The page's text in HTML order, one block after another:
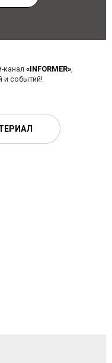
канал «INFORMER»,
и событий!